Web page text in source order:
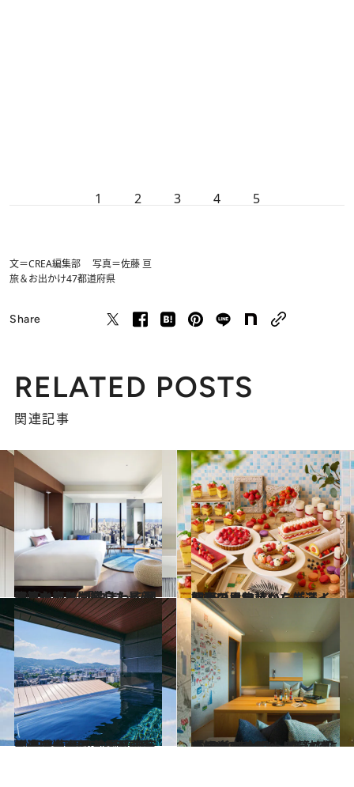
1 2 3 4 5
文＝CREA編集部 写真＝佐藤 亘
旅＆お出かけ47都道府県
Share
RELATED POSTS
関連記事
2023.1.27
コロナ禍に開業した最新注目ホテル 「泊まってよかったのは、ここ！」 リアルな声もご紹介！ ～関西篇～
旅＆お出かけ 2023.1.31
関西のホテルから厳選！ 初春の風物詩いちごスイーツブッフェ
旅＆お出かけ
2023.3.3
足湯でくつろぎながら東山連山を一望 絶景と自家源泉を満喫できる温泉宿が 四条河原町に2軒同時オープン
旅＆お出かけ 2023.1.15
「OMO7大阪」 前篇 なにわラグジュアリーを体感できる 魅力いっぱいの都市観光ホテルへ！
旅＆お出かけ